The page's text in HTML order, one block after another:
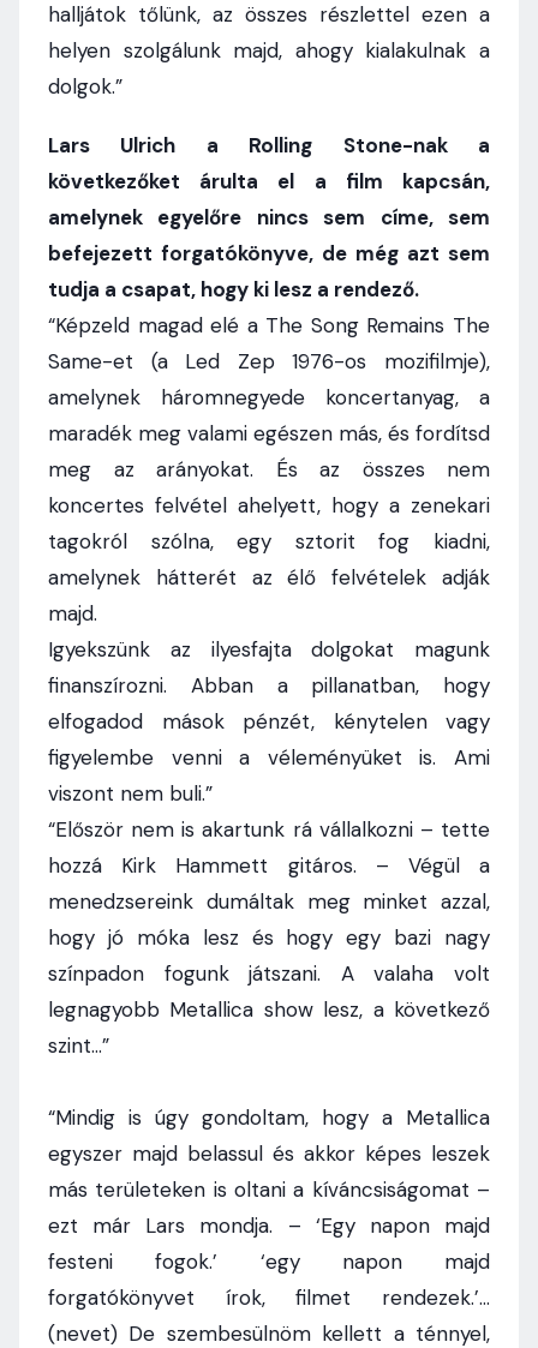
halljátok tőlünk, az összes részlettel ezen a
helyen szolgálunk majd, ahogy kialakulnak a
dolgok.”
Lars Ulrich a Rolling Stone-nak a
következőket árulta el a film kapcsán,
amelynek egyelőre nincs sem címe, sem
befejezett forgatókönyve, de még azt sem
tudja a csapat, hogy ki lesz a rendező.
“Képzeld magad elé a The Song Remains The
Same-et (a Led Zep 1976-os mozifilmje),
amelynek háromnegyede koncertanyag, a
maradék meg valami egészen más, és fordítsd
meg az arányokat. És az összes nem
koncertes felvétel ahelyett, hogy a zenekari
tagokról szólna, egy sztorit fog kiadni,
amelynek hátterét az élő felvételek adják
majd.
Igyekszünk az ilyesfajta dolgokat magunk
finanszírozni. Abban a pillanatban, hogy
elfogadod mások pénzét, kénytelen vagy
figyelembe venni a véleményüket is. Ami
viszont nem buli.”
“Először nem is akartunk rá vállalkozni – tette
hozzá Kirk Hammett gitáros. – Végül a
menedzsereink dumáltak meg minket azzal,
hogy jó móka lesz és hogy egy bazi nagy
színpadon fogunk játszani. A valaha volt
legnagyobb Metallica show lesz, a következő
szint…”
“Mindig is úgy gondoltam, hogy a Metallica
egyszer majd belassul és akkor képes leszek
más területeken is oltani a kíváncsiságomat –
ezt már Lars mondja. – ‘Egy napon majd
festeni fogok.’ ‘egy napon majd
forgatókönyvet írok, filmet rendezek.’…
(nevet) De szembesülnöm kellett a ténnyel,